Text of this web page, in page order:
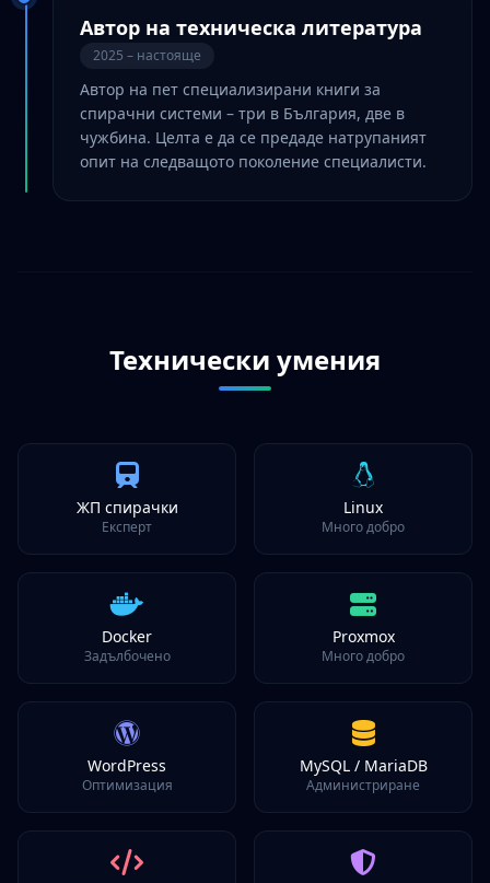
Автор на техническа литература
2025 – настояще
Автор на пет специализирани книги за
спирачни системи – три в България, две в
чужбина. Целта е да се предаде натрупаният
опит на следващото поколение специалисти.
Технически умения
ЖП спирачки
Експерт
Linux
Много добро
Docker
Задълбочено
Proxmox
Много добро
WordPress
Оптимизация
MySQL / MariaDB
Администриране